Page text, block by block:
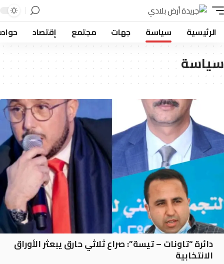
سياسة جهات مجتمع إقتصاد حوادث
دائرة “تاونات – تيسة”: صراع ثلاثي حارق يبعثر الأوراق
الانتخابية